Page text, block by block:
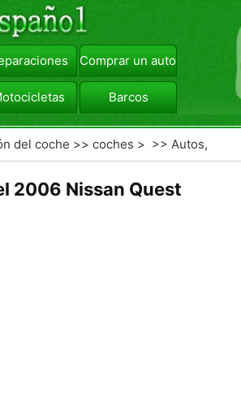
Comprar un automóvil
Barcos
Camiones
del coche >>coches > >>Autos,
2006 Nissan Quest